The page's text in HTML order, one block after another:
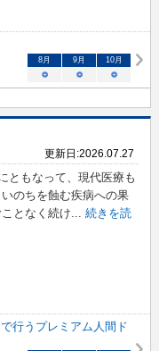
8月 9月 10月
○ ○ ○
更新日:2026.07.27
ともなって、現代医療も
のちを蝕む疾病への果
となく続け... 続きを読
行うプレミアム人間ド